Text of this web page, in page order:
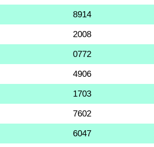
8914
2008
0772
4906
1703
7602
6047